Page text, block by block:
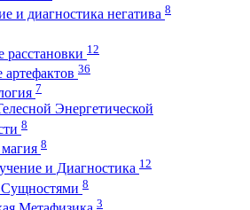
и диагностика негатива 8
расстановки 12
артефактов 36
7
Энергетической
8
8
и Диагностика 12
8
3